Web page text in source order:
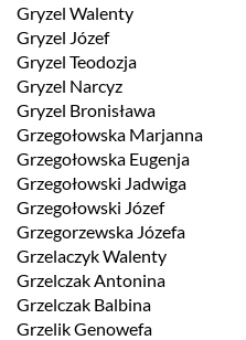
Gryzel Walenty
Gryzel Józef
Gryzel Teodozja
Gryzel Narcyz
Gryzel Bronisława
Grzegołowska Marjanna
Grzegołowska Eugenja
Grzegołowski Jadwiga
Grzegołowski Józef
Grzegorzewska Józefa
Grzelaczyk Walenty
Grzelczak Antonina
Grzelczak Balbina
Grzelik Genowefa